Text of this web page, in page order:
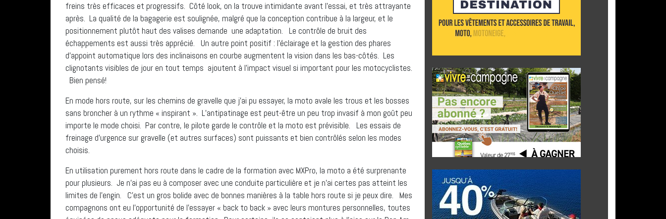
freins très efficaces et progressifs. Côté look, on la trouve intimidante avant l’essai, et très attrayante
après. La qualité de la bagagerie est soulignée, malgré que la conception contribue à la largeur, et le
positionnement plutôt haut des valises demande une adaptation. Le contrôle de bruit des
échappements est aussi très apprécié. Un autre point positif : l’éclairage et la gestion des phares
d’appoint automatique lors des inclinaisons en courbe augmentent la vision dans les bas-côtés. Les
clignotants visibles de jour en tout temps ajoutent à l’impact visuel si important pour les motocyclistes.
Bien pensé!
En mode hors route, sur les chemins de gravelle que j’ai pu essayer, la moto avale les trous et les bosses
sans broncher à un rythme « inspirant ». L’antipatinage est peut-être un peu trop invasif à mon goût peu
importe le mode choisi. Par contre, le pilote garde le contrôle et la moto est prévisible. Les essais de
freinage d’urgence sur gravelle (et autres surfaces) sont puissants et bien contrôlés selon les modes
choisis.
En utilisation purement hors route dans le cadre de la formation avec MXPro, la moto a été surprenante
pour plusieurs. Je n’ai pas eu à composer avec une conduite particulière et je n’ai certes pas atteint les
limites de l’engin. C’est un gros bolide avec de bonnes manières à la table hors route si je peux dire. Mes
compagnons ont eu l’opportunité de l’essayer « back to back » avec leurs montures personnelles, toutes